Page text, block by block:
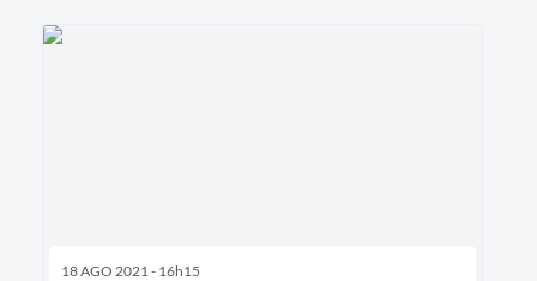
18 AGO 2021 - 16h15